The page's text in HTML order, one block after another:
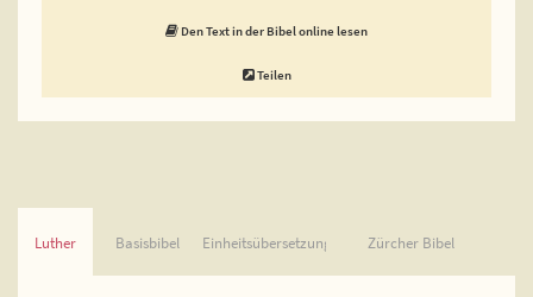
Den Text in der Bibel online lesen
Teilen
Luther Basisbibel Einheitsübersetzung Zürcher Bibel